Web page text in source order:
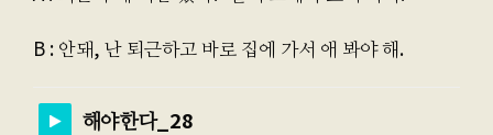
B : 안돼, 난 퇴근하고 바로 집에 가서 애 봐야 해.
해야한다_28